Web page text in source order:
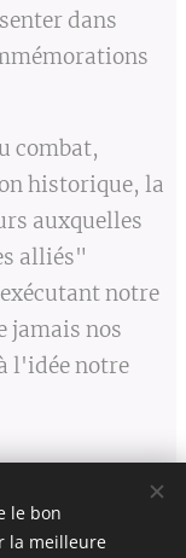
dans
combat,
historique, la
auxquelles
alliés"
notre
jamais nos
l'idée notre
le bon
la meilleure